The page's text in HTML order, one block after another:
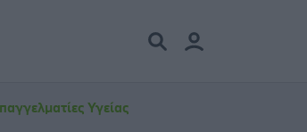
Υγείας